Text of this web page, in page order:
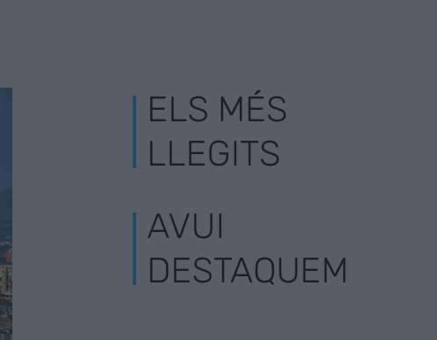
ELS MÉS
LLEGITS
AVUI
DESTAQUEM